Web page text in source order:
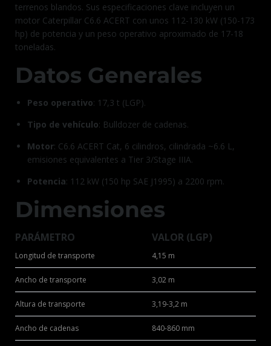
terrenos blandos. Sus especificaciones clave incluyen un
motor Caterpillar C6.6 ACERT con unos 112-130 kW (150-173
hp) de potencia y un peso operativo aproximado de 17-18
toneladas.
Datos Generales
Peso operativo: 17,3 t (LGP).
Tipo de vehículo: Bulldozer de cadenas.
Motor: C6.6 ACERT Cat, 6 cilindros, cilindrada ~6.6 L,
emisiones equivalentes a Tier 3/Stage IIIA.
Potencia: 112 kW (150 hp SAE J1995) a 2200 rpm.
Dimensiones
PARÁMETRO VALOR (LGP)
Longitud de transporte 4,15 m
Ancho de transporte 3,02 m
Altura de transporte 3,19-3,2 m
Ancho de cadenas 840-860 mm